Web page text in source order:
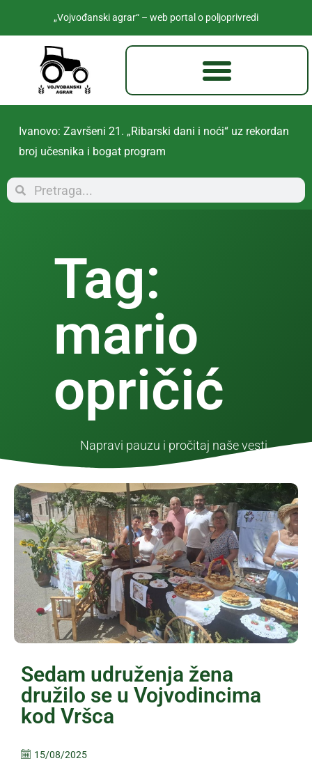
„Vojvođanski agrar“ – web portal o poljoprivredi
Jabuka obeležava seosku slavu Sveti Ilija: Višednevni
program do 2. avgusta
Tag:
mario
opričić
Napravi pauzu i pročitaj naše vesti
Sedam udruženja žena
družilo se u Vojvodincima
kod Vršca
15/08/2025